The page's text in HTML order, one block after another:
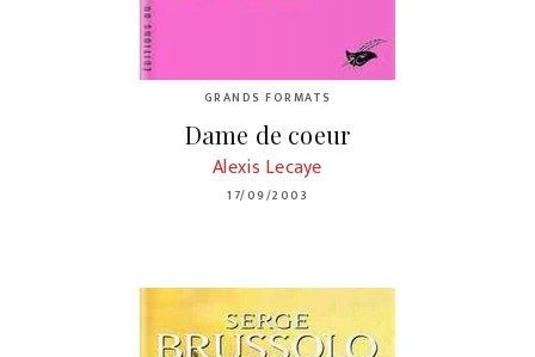
GRANDS FORMATS
Dame de coeur
Alexis Lecaye
17/09/2003